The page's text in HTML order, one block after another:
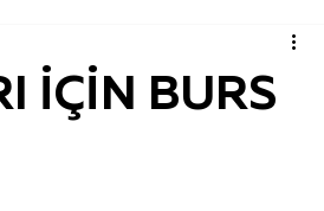
İÇİN BURS